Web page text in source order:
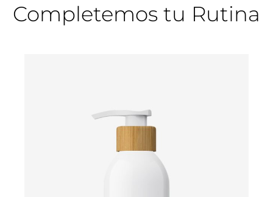
Completemos tu Rutina